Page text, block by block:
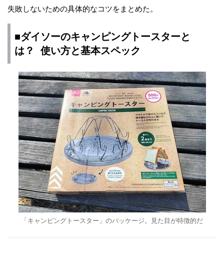
失敗しないための具体的なコツをまとめた。
■ダイソーのキャンピングトースターと
は？ 使い方と基本スペック
「キャンピングトースター」のパッケージ。見た目が特徴的だ